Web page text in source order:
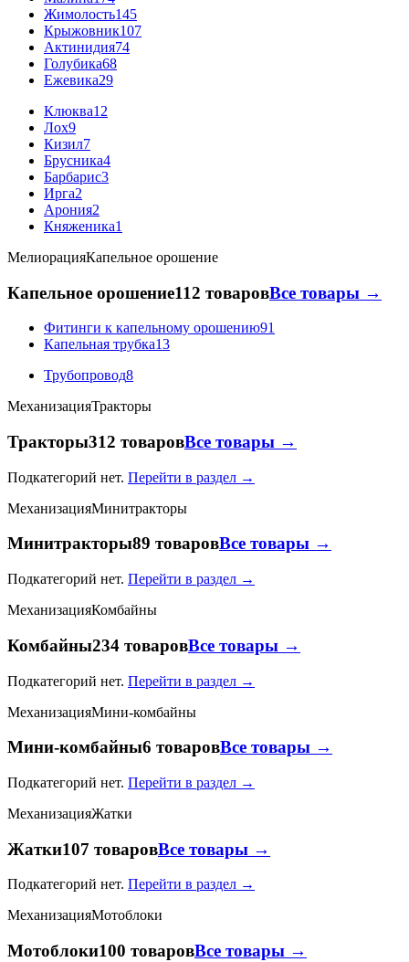
Жимолость145
Крыжовник107
Актинидия74
Голубика68
Ежевика29
Клюква12
Лох9
Кизил7
Брусника4
Барбарис3
Ирга2
Арония2
Княженика1
МелиорацияКапельное орошение
Капельное орошение112 товаровВсе товары →
Фитинги к капельному орошению91
Капельная трубка13
Трубопровод8
МеханизацияТракторы
Тракторы312 товаровВсе товары →
Подкатегорий нет. Перейти в раздел →
МеханизацияМинитракторы
Минитракторы89 товаровВсе товары →
Подкатегорий нет. Перейти в раздел →
МеханизацияКомбайны
Комбайны234 товаровВсе товары →
Подкатегорий нет. Перейти в раздел →
МеханизацияМини-комбайны
Мини-комбайны6 товаровВсе товары →
Подкатегорий нет. Перейти в раздел →
МеханизацияЖатки
Жатки107 товаровВсе товары →
Подкатегорий нет. Перейти в раздел →
МеханизацияМотоблоки
Мотоблоки100 товаровВсе товары →